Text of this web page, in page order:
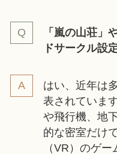
「嵐の山荘」
ドサークル設
はい、近年は
表されていま
や飛行機、地
的な密室だけ
（VR）のゲ